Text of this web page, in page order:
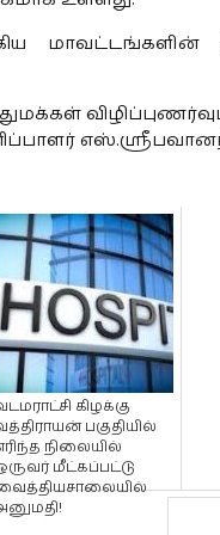
கிழக்கு
பகுதியில்
நிலையில்
மீட்கப்பட்டு